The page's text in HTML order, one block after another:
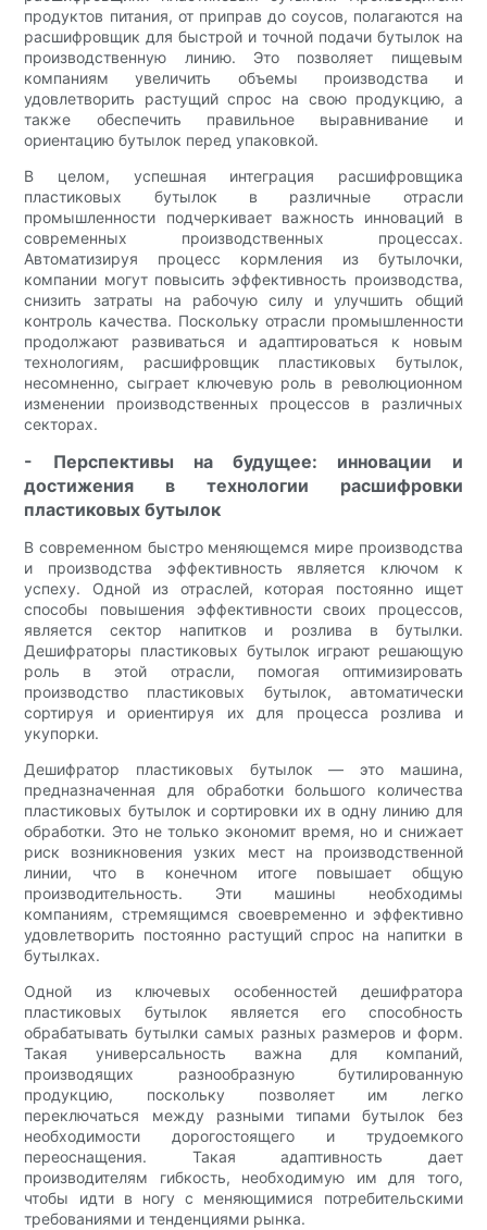
продуктов питания, от приправ до соусов, полагаются на
расшифровщик для быстрой и точной подачи бутылок на
производственную линию. Это позволяет пищевым
компаниям увеличить объемы производства и
удовлетворить растущий спрос на свою продукцию, а
также обеспечить правильное выравнивание и
ориентацию бутылок перед упаковкой.
В целом, успешная интеграция расшифровщика
пластиковых бутылок в различные отрасли
промышленности подчеркивает важность инноваций в
современных производственных процессах.
Автоматизируя процесс кормления из бутылочки,
компании могут повысить эффективность производства,
снизить затраты на рабочую силу и улучшить общий
контроль качества. Поскольку отрасли промышленности
продолжают развиваться и адаптироваться к новым
технологиям, расшифровщик пластиковых бутылок,
несомненно, сыграет ключевую роль в революционном
изменении производственных процессов в различных
секторах.
- Перспективы на будущее: инновации и
достижения в технологии расшифровки
пластиковых бутылок
В современном быстро меняющемся мире производства
и производства эффективность является ключом к
успеху. Одной из отраслей, которая постоянно ищет
способы повышения эффективности своих процессов,
является сектор напитков и розлива в бутылки.
Дешифраторы пластиковых бутылок играют решающую
роль в этой отрасли, помогая оптимизировать
производство пластиковых бутылок, автоматически
сортируя и ориентируя их для процесса розлива и
укупорки.
Дешифратор пластиковых бутылок — это машина,
предназначенная для обработки большого количества
пластиковых бутылок и сортировки их в одну линию для
обработки. Это не только экономит время, но и снижает
риск возникновения узких мест на производственной
линии, что в конечном итоге повышает общую
производительность. Эти машины необходимы
компаниям, стремящимся своевременно и эффективно
удовлетворить постоянно растущий спрос на напитки в
бутылках.
Одной из ключевых особенностей дешифратора
пластиковых бутылок является его способность
обрабатывать бутылки самых разных размеров и форм.
Такая универсальность важна для компаний,
производящих разнообразную бутилированную
продукцию, поскольку позволяет им легко
переключаться между разными типами бутылок без
необходимости дорогостоящего и трудоемкого
переоснащения. Такая адаптивность дает
производителям гибкость, необходимую им для того,
чтобы идти в ногу с меняющимися потребительскими
требованиями и тенденциями рынка.